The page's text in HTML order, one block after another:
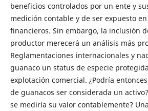
beneficios controlados por un ente y
medición contable y de ser expuesto
financieros. Sin embargo, la inclusión
productor merecerá un análisis más
Reglamentaciones internacionales y
guanaco un status de especie
explotación comercial. ¿Podría
de guanacos ser considerada un
se mediría su valor contablemente?